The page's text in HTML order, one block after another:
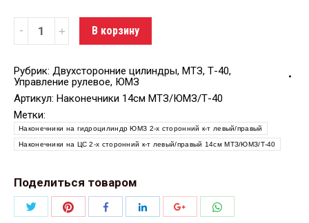
Количество В корзину
Рубрик: Двухсторонние цилиндры, МТЗ, Т-40,
Управление рулевое, ЮМЗ
Артикул: Наконечники 14см МТЗ/ЮМЗ/Т-40
Метки:
Наконечники на гидроцилиндр ЮМЗ 2-х сторонний к-т левый/правый
Наконечники на ЦС 2-х сторонний к-т левый/правый 14см МТЗ/ЮМЗ/Т-40
Поделиться товаром
ПоделитьсяПоделитьсяПоделитьсяПоделитьсяПоделиться